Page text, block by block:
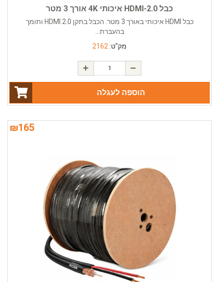
כבל HDMI-2.0 איכותי 4K אורך 3 מטר
כבל HDMI איכותי באורך 3 מטר. הכבל בתקן HDMI 2.0 ותומך
בהעברת...
מק"ט: 2162
הוספה לעגלה
₪165